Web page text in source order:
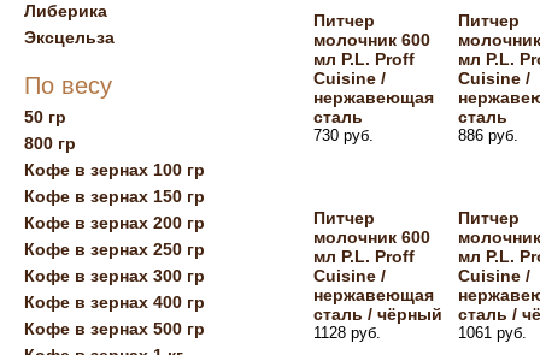
Либерика
Эксцельза
По весу
50 гр
800 гр
Кофе в зернах 100 гр
Кофе в зернах 150 гр
Кофе в зернах 200 гр
Кофе в зернах 250 гр
Кофе в зернах 300 гр
Кофе в зернах 400 гр
Кофе в зернах 500 гр
Питчер
молочник 600
мл P.L. Proff
Cuisine /
нержавеющая
сталь
730 руб.
Питчер
мл P.L.
Cuisine /
сталь
886 руб.
Питчер
молочник 600
мл P.L. Proff
Cuisine /
нержавеющая
сталь / чёрный
1128 руб.
Питчер
мл P.L.
Cuisine /
сталь /
1061 руб.